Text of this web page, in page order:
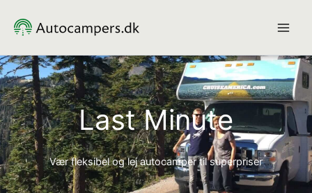
Last Minute
Vær fleksibel og lej autocamper til superpriser